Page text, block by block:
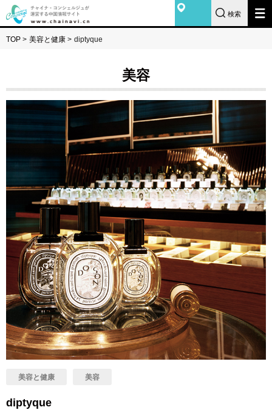
検索
TOP > 美容と健康 > diptyque
美容
美容と健康 美容
diptyque